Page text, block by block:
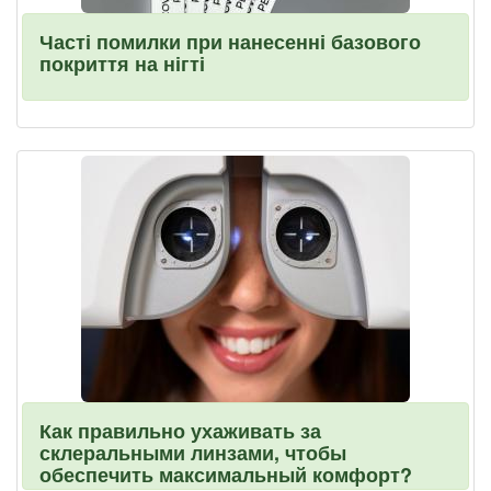
Часті помилки при нанесенні базового
покриття на нігті
Как правильно ухаживать за
склеральными линзами, чтобы
обеспечить максимальный комфорт?